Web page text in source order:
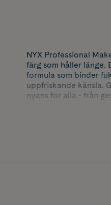
NYX Professional
färg som håller länge.
formula som binder
uppfriskande känsla.
nyans för alla - från